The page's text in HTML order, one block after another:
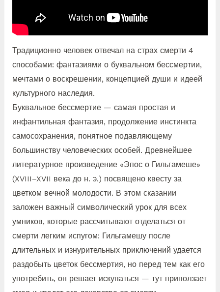
Традиционно человек отвечал на страх смерти 4
способами: фантазиями о буквальном бессмертии,
мечтами о воскрешении, концепцией души и идеей
культурного наследия.
Буквальное бессмертие — самая простая и
инфантильная фантазия, продолжение инстинкта
самосохранения, понятное подавляющему
большинству человеческих особей. Древнейшее
литературное произведение «Эпос о Гильгамеше»
(XVIII–XVII века до н. э.) посвящено квесту за
цветком вечной молодости. В этом сказании
заложен важный символический урок для всех
умников, которые рассчитывают отделаться от
смерти легким испугом: Гильгамешу после
длительных и изнурительных приключений удается
раздобыть цветок бессмертия, но перед тем как его
употребить, он решает искупаться — тут приползает